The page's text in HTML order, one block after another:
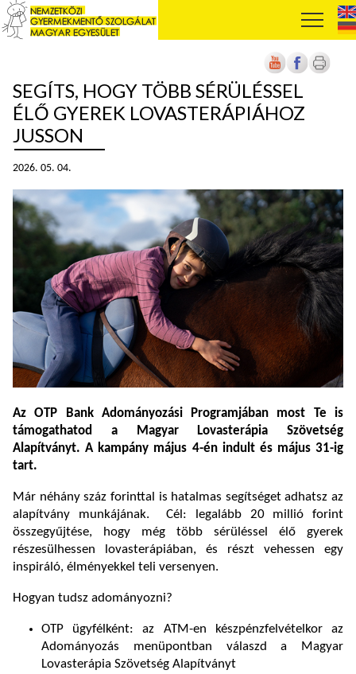
SEGÍTS, HOGY TÖBB SÉRÜLÉSSEL
ÉLŐ GYEREK LOVASTERÁPIÁHOZ
JUSSON
2026. 05. 04.
Az OTP Bank Adományozási Programjában most Te is
támogathatod a Magyar Lovasterápia Szövetség
Alapítványt. A kampány május 4-én indult és május 31-ig
tart.
Már néhány száz forinttal is hatalmas segítséget adhatsz az
alapítvány munkájának. Cél: legalább 20 millió forint
összegyűjtése, hogy még több sérüléssel élő gyerek
részesülhessen lovasterápiában, és részt vehessen egy
inspiráló, élményekkel teli versenyen.
Hogyan tudsz adományozni?
OTP ügyfélként: az ATM-en készpénzfelvételkor az
Adományozás menüpontban válaszd a Magyar
Lovasterápia Szövetség Alapítványt